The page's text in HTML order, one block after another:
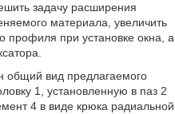
задачу расширения
материала, увеличить
профиля при установке окна, а
общий вид предлагаемого
1, установленную в паз 2
4 в виде крюка радиальной